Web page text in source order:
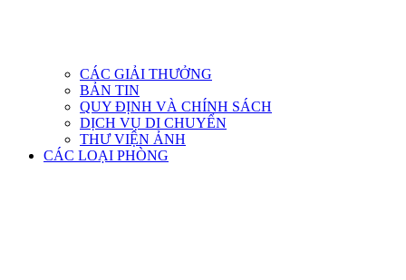
CÁC GIẢI THƯỞNG
BẢN TIN
QUY ĐỊNH VÀ CHÍNH SÁCH
DỊCH VỤ DI CHUYỂN
THƯ VIỆN ẢNH
CÁC LOẠI PHÒNG